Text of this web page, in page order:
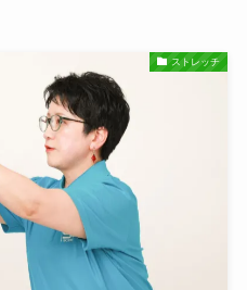
ストレッチ